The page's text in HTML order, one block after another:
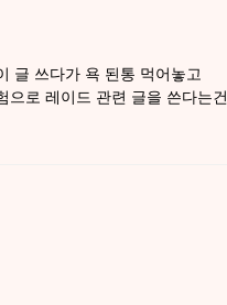
글 쓰다가 욕 된통 먹어놓고
으로 레이드 관련 글을 쓴다는건